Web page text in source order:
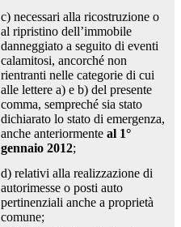
c) necessari alla ricostruzione o
al ripristino dell’immobile
danneggiato a seguito di eventi
calamitosi, ancorché non
rientranti nelle categorie di cui
alle lettere a) e b) del presente
comma, sempreché sia stato
dichiarato lo stato di emergenza,
anche anteriormente al 1°
gennaio 2012;
d) relativi alla realizzazione di
autorimesse o posti auto
pertinenziali anche a proprietà
comune;